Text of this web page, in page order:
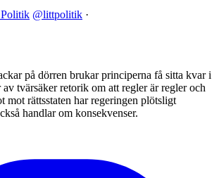
@littpolitik ·
på dörren brukar principerna få sitta kvar i
tvärsäker retorik om att regler är regler och
mot rättsstaten har regeringen plötsligt
handlar om konsekvenser.